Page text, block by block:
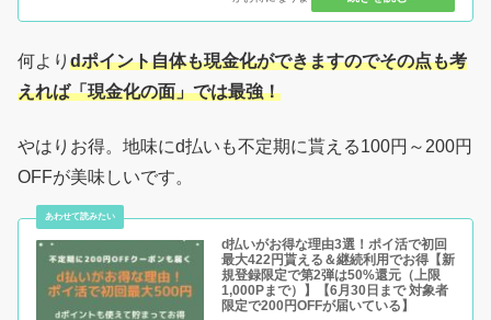
=1円相当ですが、ソレ以上の使い道は幾つも存
在する事を知っていたでしょうか？知らなけれ
何より dポイント自体も現金化ができますのでその点も考
えれば「現金化の面」では最強！
やはりお得。地味にd払いも不定期に貰える100円～200円
OFFが美味しいです。
d払いがお得な理由3選！ポイ活で初回
最大422円貰える＆継続利用でお得【新
規登録限定で第2弾は50%還元（上限
1,000Pまで）】【6月30日まで 対象者
限定で200円OFFが届いている】